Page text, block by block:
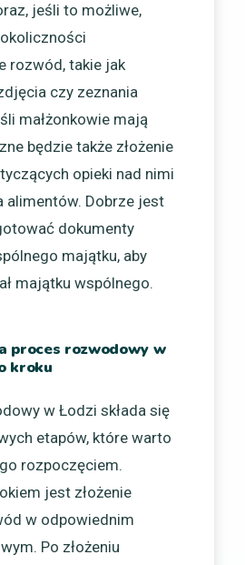
jeśli to możliwe,
rozwód, takie jak
czy zeznania
małżonkowie mają
będzie także złożenie
opieki nad nimi
alimentów. Dobrze jest
dokumenty
majątku, aby
majątku wspólnego.
proces rozwodowy w
kroku
w Łodzi składa się
etapów, które warto
rozpoczęciem.
jest złożenie
w odpowiednim
Po złożeniu